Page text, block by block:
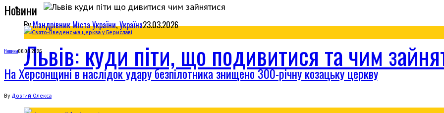
ByМандрівникМіста України,Україна23.03.2026
Львів: куди піти, що подивитися та чим
Новини
Новини06.08.2026
На Херсонщині в наслідок удару безпілотника знищено 300-річну козацьку церкву
By Довгий Олекса